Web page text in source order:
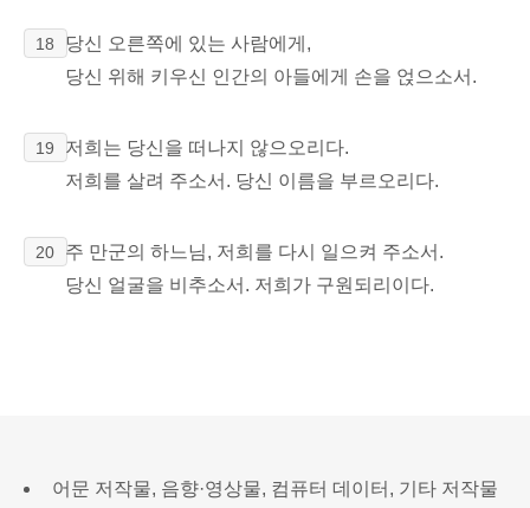
18
당신 오른쪽에 있는 사람에게,
당신 위해 키우신 인간의 아들에게 손을 얹으소서.
19
저희는 당신을 떠나지 않으오리다.
저희를 살려 주소서. 당신 이름을 부르오리다.
20
주 만군의 하느님, 저희를 다시 일으켜 주소서.
당신 얼굴을 비추소서. 저희가 구원되리이다.
어문 저작물, 음향·영상물, 컴퓨터 데이터, 기타 저작물